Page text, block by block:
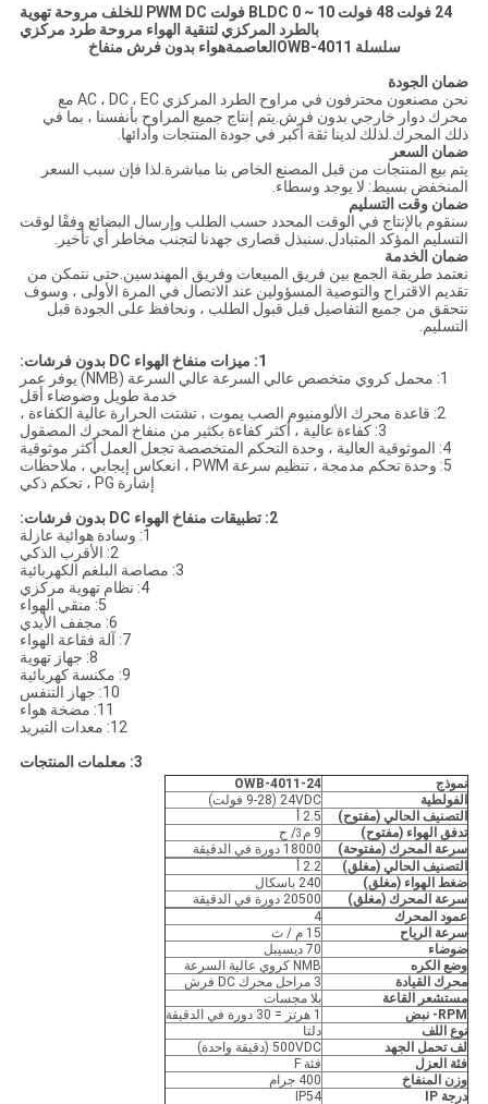
24 فولت 48 فولت BLDC 0 ~ 10 فولت PWM DC للخلف مروحة تهوية
بالطرد المركزي لتنقية الهواء مروحة طرد مركزي
سلسلة OWB-4011
العاصمةهواء بدون فرش منفاخ
ضمان الجودة
نحن مصنعون محترفون في مراوح الطرد المركزي AC ، DC ، EC مع
محرك دوار خارجي بدون فرش.يتم إنتاج جميع المراوح بأنفسنا ، بما في
ذلك المحرك.لذلك لدينا ثقة أكبر في جودة المنتجات وأدائها.
ضمان السعر
يتم بيع المنتجات من قبل المصنع الخاص بنا مباشرة.لذا فإن سبب السعر
المنخفض بسيط: لا يوجد وسطاء.
ضمان وقت التسليم
سنقوم بالإنتاج في الوقت المحدد حسب الطلب وإرسال البضائع وفقًا لوقت
التسليم المؤكد المتبادل.سنبذل قصارى جهدنا لتجنب مخاطر أي تأخير.
ضمان الخدمة
نعتمد طريقة الجمع بين فريق المبيعات وفريق المهندسين.حتى نتمكن من
تقديم الاقتراح والتوصية المسؤولين عند الاتصال في المرة الأولى ، وسوف
نتحقق من جميع التفاصيل قبل قبول الطلب ، ونحافظ على الجودة قبل
التسليم.
1: ميزات منفاخ الهواء DC بدون فرشات:
1: محمل كروي متخصص عالي السرعة عالي السرعة (NMB) يوفر عمر
خدمة طويل وضوضاء أقل
2: قاعدة محرك الألومنيوم الصب يموت ، تشتت الحرارة عالية الكفاءة ،
3: كفاءة عالية ، أكثر كفاءة بكثير من منفاخ المحرك المصقول
4: الموثوقية العالية ، وحدة التحكم المتخصصة تجعل العمل أكثر موثوقية
5: وحدة تحكم مدمجة ، تنظيم سرعة PWM ، انعكاس إيجابي ، ملاحظات
إشارة PG ، تحكم ذكي
2: تطبيقات منفاخ الهواء DC بدون فرشات:
1: وسادة هوائية عازلة
2: الأقرب الذكي
3: مصاصة البلغم الكهربائية
4: نظام تهوية مركزي
5: منقي الهواء
6: مجفف الأيدي
7: آلة فقاعة الهواء
8: جهاز تهوية
9: مكنسة كهربائية
10: جهاز التنفس
11: مضخة هواء
12: معدات التبريد
3: معلمات المنتجات
نموذج
OWB-4011-24
الفولطية
24VDC (9-28 فولت)
التصنيف الحالي (مفتوح)
2.5 أ
تدفق الهواء (مفتوح)
9 م 3/ ح
سرعة المحرك (مفتوحة)
18000 دورة في الدقيقة
التصنيف الحالي (مغلق)
2.2 أ
ضغط الهواء (مغلق)
240 باسكال
سرعة المحرك (مغلق)
20500 دورة في الدقيقة
عمود المحرك
4
سرعة الرياح
15 م / ث
ضوضاء
70 ديسيبل
وضع الكره
NMB كروي عالية السرعة
محرك القيادة
3 مراحل محرك DC فرش
مستشعر القاعة
بلا مجسات
RPM- نبض
1 هرتز = 30 دورة في الدقيقة
نوع اللف
دلتا
لف تحمل الجهد
500VDC (دقيقة واحدة)
فئة العزل
فئة F
وزن المنفاخ
400 جرام
درجة IP
IP54